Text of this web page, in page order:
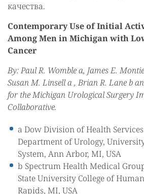
качества.
Contemporary Use of Initial
Among Men in Michigan with
Cancer
By: Paul R. Womble a, James E.
Susan M. Linsell a , Brian R. Lane b
for the Michigan Urological Surgery
Collaborative.
a Dow Division of Health
Department of Urology,
System, Ann Arbor, MI, USA
b Spectrum Health Medical
State University College of
Rapids, MI, USA